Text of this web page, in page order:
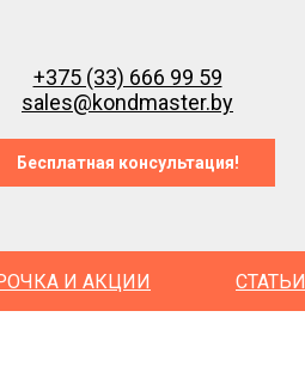
+375 (33) 666 99 59
sales@kondmaster.by
Бесплатная консультация!
И АКЦИИ СТАТЬИ